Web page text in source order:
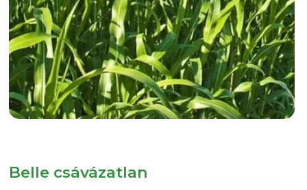
Belle csávázatlan